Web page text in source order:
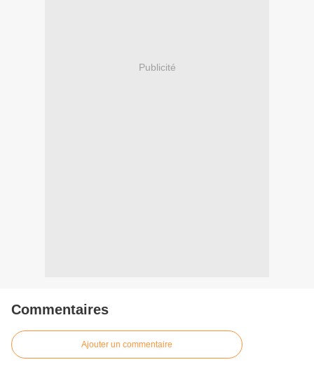
Publicité
Commentaires
Ajouter un commentaire